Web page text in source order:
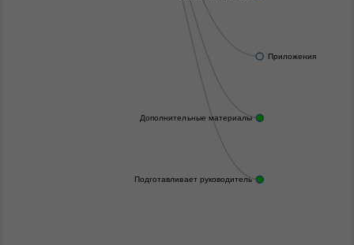
Подготавливает руководитель
Дополнительные материалы
Приложения